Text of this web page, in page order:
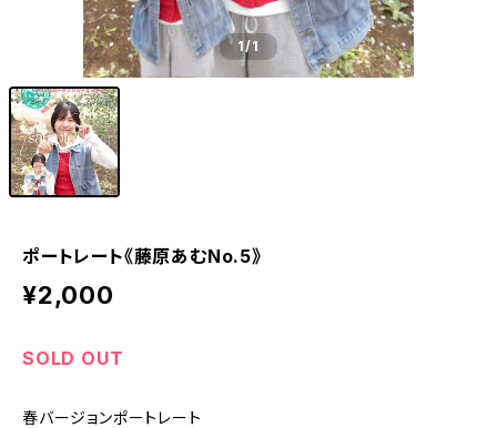
1/1
ポートレート《藤原あむNo.5》
¥2,000
SOLD OUT
春バージョンポートレート